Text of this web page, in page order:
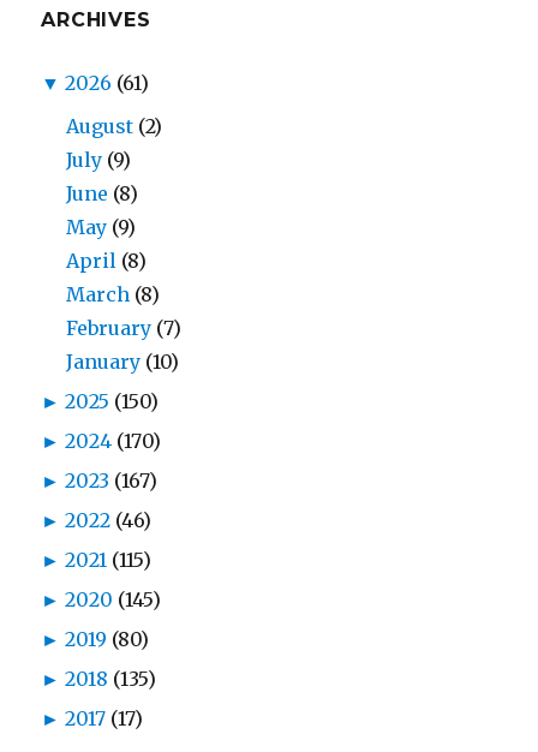
ARCHIVES
▼ 2026 (61)
August (2)
July (9)
June (8)
May (9)
April (8)
March (8)
February (7)
January (10)
► 2025 (150)
► 2024 (170)
► 2023 (167)
► 2022 (46)
► 2021 (115)
► 2020 (145)
► 2019 (80)
► 2018 (135)
► 2017 (17)